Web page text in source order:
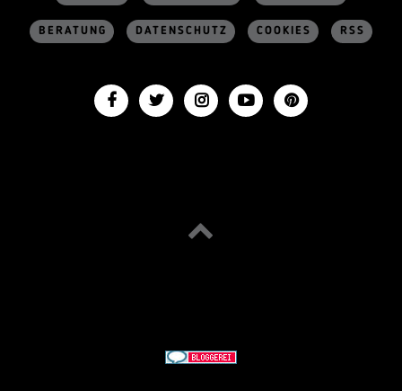
BERATUNG DATENSCHUTZ COOKIES RSS